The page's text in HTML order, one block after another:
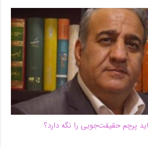
پرچم حقیقت‌جویی را نگه دارد؟